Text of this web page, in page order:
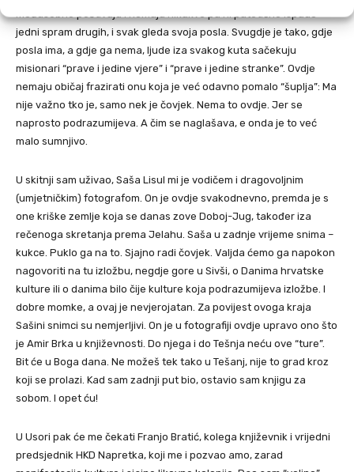
međusobno poštivaju i nemaju nikakve pa ni patetične ispade
jedni spram drugih, i svak gleda svoja posla. Svugdje je tako, gdje
posla ima, a gdje ga nema, ljude iza svakog kuta sačekuju
misionari “prave i jedine vjere” i “prave i jedine stranke”. Ovdje
nemaju običaj frazirati onu koja je već odavno pomalo “šuplja”: Ma
nije važno tko je, samo nek je čovjek. Nema to ovdje. Jer se
naprosto podrazumijeva. A čim se naglašava, e onda je to već
malo sumnjivo.
U skitnji sam uživao, Saša Lisul mi je vodičem i dragovoljnim
(umjetničkim) fotografom. On je ovdje svakodnevno, premda je s
one kriške zemlje koja se danas zove Doboj-Jug, također iza
rečenoga skretanja prema Jelahu. Saša u zadnje vrijeme snima –
kukce. Puklo ga na to. Sjajno radi čovjek. Valjda ćemo ga napokon
nagovoriti na tu izložbu, negdje gore u Sivši, o Danima hrvatske
kulture ili o danima bilo čije kulture koja podrazumijeva izložbe. I
dobre momke, a ovaj je nevjerojatan. Za povijest ovoga kraja
Sašini snimci su nemjerljivi. On je u fotografiji ovdje upravo ono što
je Amir Brka u književnosti. Do njega i do Tešnja neću ove “ture”.
Bit će u Boga dana. Ne možeš tek tako u Tešanj, nije to grad kroz
koji se prolazi. Kad sam zadnji put bio, ostavio sam knjigu za
sobom. I opet ću!
U Usori pak će me čekati Franjo Bratić, kolega književnik i vrijedni
predsjednik HKD Napretka, koji me i pozvao amo, zarad